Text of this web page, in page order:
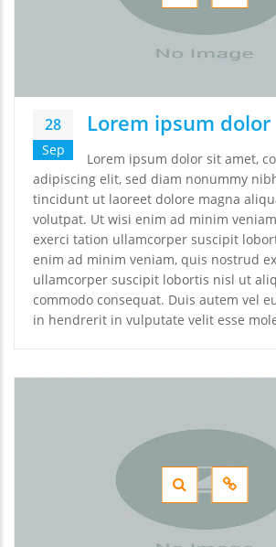
28
Sep
Lorem ipsum dolor
Lorem ipsum dolor sit amet,
adipiscing elit, sed diam nonummy
tincidunt ut laoreet dolore magna
volutpat. Ut wisi enim ad minim
exerci tation ullamcorper suscipit
enim ad minim veniam, quis nostrud
ullamcorper suscipit lobortis nisl ut
commodo consequat. Duis autem vel
in hendrerit in vulputate velit esse